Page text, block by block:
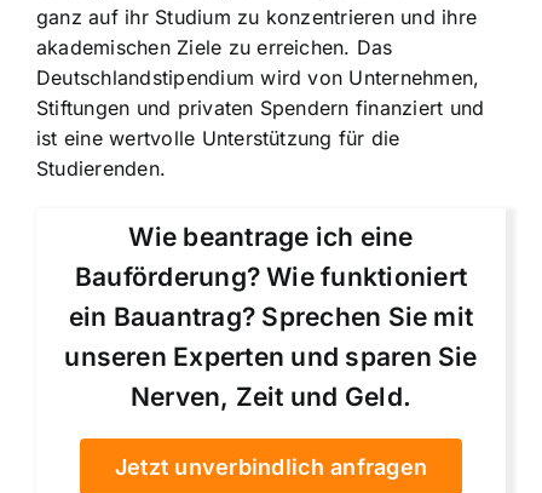
ganz auf ihr Studium zu konzentrieren und ihre
akademischen Ziele zu erreichen. Das
Deutschlandstipendium wird von Unternehmen,
Stiftungen und privaten Spendern finanziert und
ist eine wertvolle Unterstützung für die
Studierenden.
Wie beantrage ich eine
Bauförderung? Wie funktioniert
ein Bauantrag? Sprechen Sie mit
unseren Experten und sparen Sie
Nerven, Zeit und Geld.
Jetzt unverbindlich anfragen